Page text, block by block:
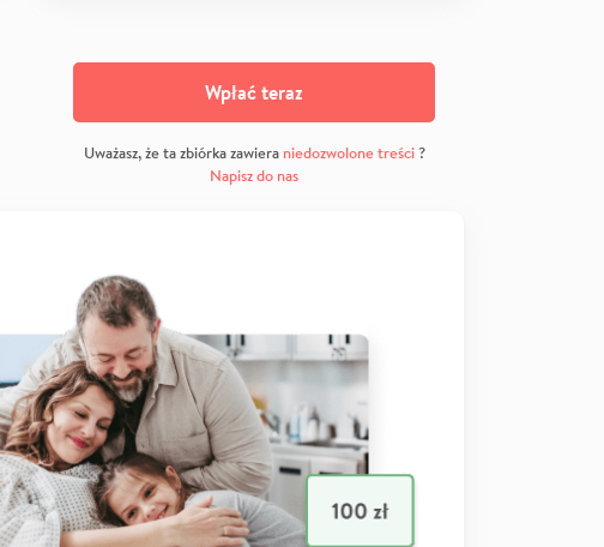
Wpłać teraz
Uważasz, że ta zbiórka zawiera niedozwolone treści?
Napisz do nas